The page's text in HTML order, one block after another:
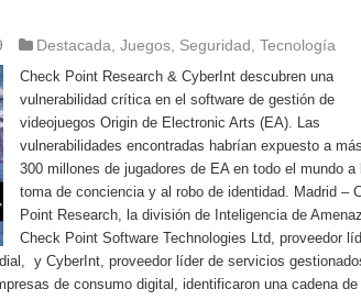
Destacada Juegos, Seguridad Tecnología
Check Point Research & CyberInt descubren una
vulnerabilidad crítica en el software de gestión de
videojuegos Origin de Electronic Arts (EA). Las
vulnerabilidades encontradas habrían expuesto a
300 millones de jugadores de EA en todo el mundo a
toma de conciencia y al robo de identidad. Madrid –
Point Research, la división de Inteligencia de
Check Point Software Technologies Ltd, proveedor
y CyberInt, proveedor líder de servicios
de consumo digital, identificaron una cadena de